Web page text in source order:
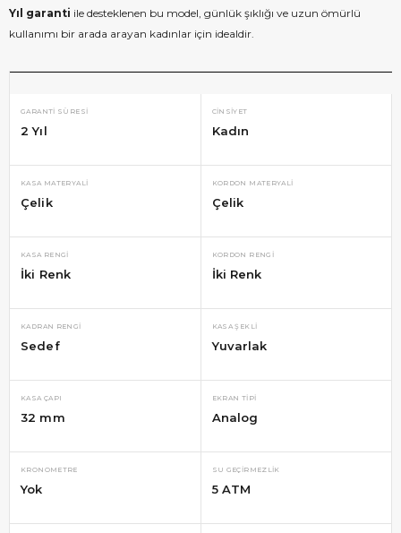
Yıl garanti ile desteklenen bu model, günlük şıklığı ve uzun ömürlü
kullanımı bir arada arayan kadınlar için idealdir.
GARANTI SÜRESI
2 Yıl
CINSIYET
Kadın
KASA MATERYALI
Çelik
KORDON MATERYALI
Çelik
KASA RENGI
İki Renk
KORDON RENGI
İki Renk
KADRAN RENGI
Sedef
KASA ŞEKLI
Yuvarlak
KASA ÇAPI
32 mm
EKRAN TIPI
Analog
KRONOMETRE
Yok
SU GEÇIRMEZLIK
5 ATM